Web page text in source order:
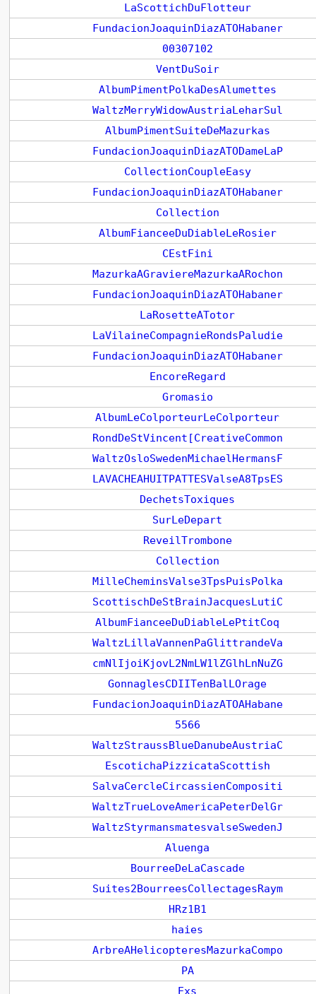
LaScottichDuFlotteur
FundacionJoaquinDiazATOHabaner
00307102
VentDuSoir
AlbumPimentPolkaDesAlumettes
WaltzMerryWidowAustriaLeharSul
AlbumPimentSuiteDeMazurkas
FundacionJoaquinDiazATODameLaP
CollectionCoupleEasy
FundacionJoaquinDiazATOHabaner
Collection
AlbumFianceeDuDiableLeRosier
CEstFini
MazurkaAGraviereMazurkaARochon
FundacionJoaquinDiazATOHabaner
LaRosetteATotor
LaVilaineCompagnieRondsPaludie
FundacionJoaquinDiazATOHabaner
EncoreRegard
Gromasio
AlbumLeColporteurLeColporteur
RondDeStVincent[CreativeCommon
WaltzOsloSwedenMichaelHermansF
LAVACHEAHUITPATTESValseA8TpsES
DechetsToxiques
SurLeDepart
ReveilTrombone
Collection
MilleCheminsValse3TpsPuisPolka
ScottischDeStBrainJacquesLutiC
AlbumFianceeDuDiableLePtitCoq
WaltzLillaVannenPaGlittrandeVa
cmNlIjoiKjovL2NmLW1lZGlhLnNuZG
GonnaglesCDIITenBalLOrage
FundacionJoaquinDiazATOAHabane
5566
WaltzStraussBlueDanubeAustriaC
EscotichaPizzicataScottish
SalvaCercleCircassienCompositi
WaltzTrueLoveAmericaPeterDelGr
WaltzStyrmansmatesvalseSwedenJ
Aluenga
BourreeDeLaCascade
Suites2BourreesCollectagesRaym
HRz1B1
haies
ArbreAHelicopteresMazurkaCompo
PA
Exs